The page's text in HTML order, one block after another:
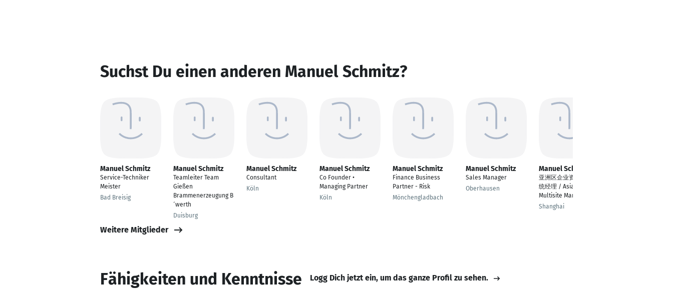
Suchst Du einen anderen Manuel Schmitz?
Manuel Schmitz
Service-Techniker
Meister
Bad Breisig
Manuel Schmitz
Teamleiter Team
Gießen
Brammenerzeugung B
´werth
Duisburg
Manuel Schmitz
Consultant
Köln
Manuel Schmitz
Co Founder •
Managing Partner
Köln
Manuel Schmitz
Finance Business
Partner - Risk
Mönchengladbach
Manuel Schmitz
Sales Manager
Oberhausen
Manuel Schmitz
亚洲区企业资源规划系
统经理 / Asian ERP
Multisite Manager
Shanghai
Weitere Mitglieder
Fähigkeiten und Kenntnisse Logg Dich jetzt ein, um das ganze Profil zu sehen.